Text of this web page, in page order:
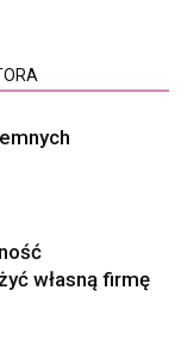
własną firmę